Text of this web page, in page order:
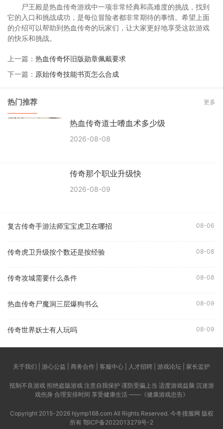
尸王殿是热血传奇游戏中一项非常经典和高难度的挑战，找到
它的入口和挑战成功，是每位冒险者都非常期待的事情。希望上面
的介绍可以帮助到热血传奇的玩家们，让大家更好地享受这款游戏
的快乐和挑战。
上一篇： 热血传奇怀旧版勋章佩戴要求
下一篇： 原始传奇技能书页怎么合成
热门推荐 更多
热血传奇道士嗜血术多少级
2026-08-08
传奇那个职业升级快
2026-08-09
复古传奇手游法师宝宝虎卫在哪招 08-06
传奇虎卫升级按个数还是按经验 08-08
传奇攻城需要什么条件 08-08
热血传奇尸魔洞三层爆狗书么 08-09
传奇世界妖士有人玩吗 08-09
关于我们 | 游心公益 | 商务合作 | 客服中心 | 人才招聘 | 游戏论坛 | 家长监护
抵制不良游戏 拒绝盗版游戏 注意自我保护 谨防受骗上当 适度游戏益脑 沉迷游
戏伤身 合理安排时间 享受健康生活 ——《健康游戏忠告》
Copyright 2015-2026 hjymp168.com All Rights Reserved. 今冬搜服网 版权
所有 鄂ICP备2022013279号-2